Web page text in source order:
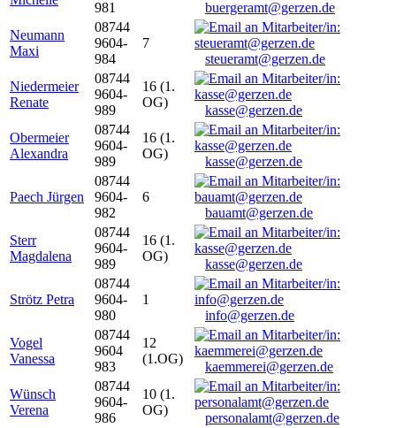
981
buergeramt@gerzen.de
Neumann
Maxi
08744
9604-
984
7
steueramt@gerzen.de
Niedermeier
Renate
08744
9604-
989
16 (1.
OG)
kasse@gerzen.de
Obermeier
Alexandra
08744
9604-
989
16 (1.
OG)
kasse@gerzen.de
Paech Jürgen
08744
9604-
982
6
bauamt@gerzen.de
Sterr
Magdalena
08744
9604-
989
16 (1.
OG)
kasse@gerzen.de
Strötz Petra
08744
9604-
980
1
info@gerzen.de
Vogel
Vanessa
08744
9604
983
12
(1.OG)
kaemmerei@gerzen.de
Wünsch
Verena
08744
9604-
986
10 (1.
OG)
personalamt@gerzen.de